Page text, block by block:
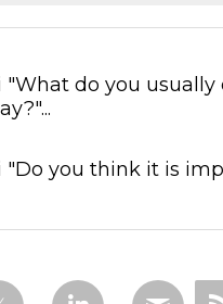
"What do you usually
"Do you think it is